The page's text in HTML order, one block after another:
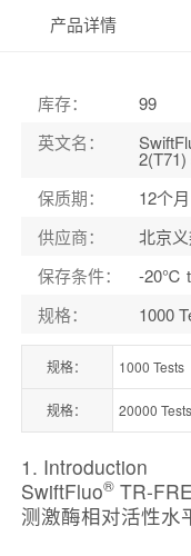
产品详情
库存：
99
英文名：
保质期：
12个月
供应商：
北京
保存条件：
-20℃
规格： 1000
规格： 1000 Tests
规格： 20000 Tests
1. Introduction
SwiftFluo®TR-
测激酶相对活性水